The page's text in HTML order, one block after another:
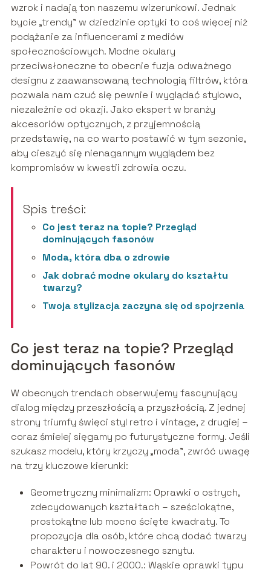
wzrok i nadają ton naszemu wizerunkowi. Jednak
bycie „trendy” w dziedzinie optyki to coś więcej niż
podążanie za influencerami z mediów
społecznościowych. Modne okulary
przeciwsłoneczne to obecnie fuzja odważnego
designu z zaawansowaną technologią filtrów, która
pozwala nam czuć się pewnie i wyglądać stylowo,
niezależnie od okazji. Jako ekspert w branży
akcesoriów optycznych, z przyjemnością
przedstawię, na co warto postawić w tym sezonie,
aby cieszyć się nienagannym wyglądem bez
kompromisów w kwestii zdrowia oczu.
Spis treści:
Co jest teraz na topie? Przegląd
dominujących fasonów
Moda, która dba o zdrowie
Jak dobrać modne okulary do kształtu
twarzy?
Twoja stylizacja zaczyna się od spojrzenia
Co jest teraz na topie? Przegląd
dominujących fasonów
W obecnych trendach obserwujemy fascynujący
dialog między przeszłością a przyszłością. Z jednej
strony triumfy święci styl retro i vintage, z drugiej –
coraz śmielej sięgamy po futurystyczne formy. Jeśli
szukasz modelu, który krzyczy „moda”, zwróć uwagę
na trzy kluczowe kierunki:
Geometryczny minimalizm: Oprawki o ostrych,
zdecydowanych kształtach – sześciokątne,
prostokątne lub mocno ścięte kwadraty. To
propozycja dla osób, które chcą dodać twarzy
charakteru i nowoczesnego sznytu.
Powrót do lat 90. i 2000.: Wąskie oprawki typu